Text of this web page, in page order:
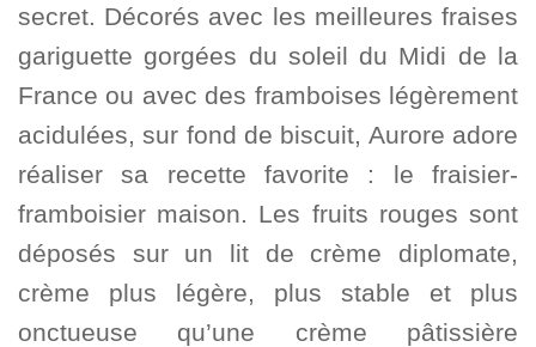
secret. Décorés avec les meilleures fraises
gariguette gorgées du soleil du Midi de la
France ou avec des framboises légèrement
acidulées, sur fond de biscuit, Aurore adore
réaliser sa recette favorite : le fraisier-
framboisier maison. Les fruits rouges sont
déposés sur un lit de crème diplomate,
crème plus légère, plus stable et plus
onctueuse qu’une crème pâtissière